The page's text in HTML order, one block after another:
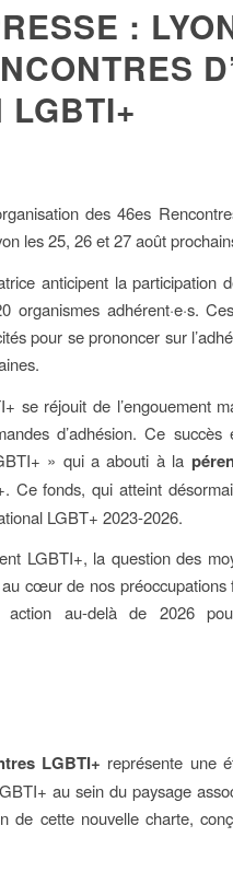
:
LGBTI+
des 46es
les 25, 26 et 27 août
anticipent la participation
organismes adhérent·e·s.
pour se prononcer sur
se réjouit de l’engouement
d’adhésion. Ce
» qui a abouti à la
Ce fonds, qui atteint
LGBT+ 2023-2026.
LGBTI+, la question des
cœur de nos préoccupations
action au-delà de 2026
LGBTI+ représente une
au sein du paysage
de cette nouvelle charte,